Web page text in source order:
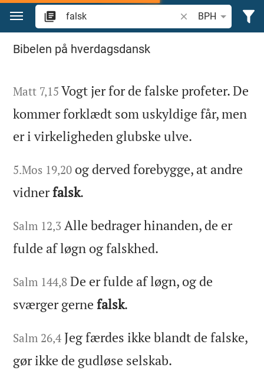
Gå til indhold
Søg efter bibelvers
BPH
Søg "falsk" in the Bible
Bibelen på hverdagsdansk
Matt 7,15 Vogt jer for de falske profeter. De
kommer forklædt som uskyldige får, men
er i virkeligheden glubske ulve.
5.Mos 19,20 og derved forebygge, at andre
vidnerfalsk.
Salm 12,3 Alle bedrager hinanden, de er
fulde af løgn og falskhed.
Salm 144,8 De er fulde af løgn, og de
sværger gernefalsk.
Salm 26,4 Jeg færdes ikke blandt de falske,
gør ikke de gudløse selskab.